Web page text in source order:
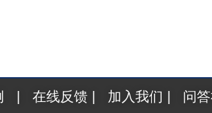
在线反馈 加入我们 问